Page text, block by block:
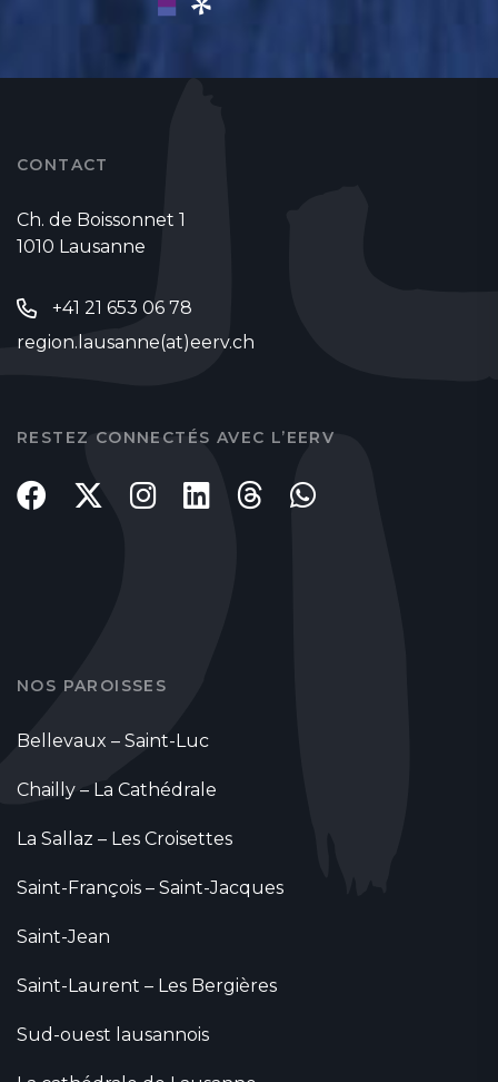
CONTACT
Ch. de Boissonnet 1
1010 Lausanne
+41 21 653 06 78
region.lausanne(at)eerv.ch
RESTEZ CONNECTÉS AVEC L’EERV
NOS PAROISSES
Bellevaux – Saint-Luc
Chailly – La Cathédrale
La Sallaz – Les Croisettes
Saint-François – Saint-Jacques
Saint-Jean
Saint-Laurent – Les Bergières
Sud-ouest lausannois